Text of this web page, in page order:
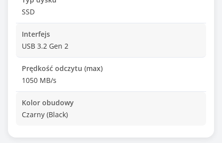
SSD
Interfejs
USB 3.2 Gen 2
Prędkość odczytu (max)
1050 MB/s
Kolor obudowy
Czarny (Black)